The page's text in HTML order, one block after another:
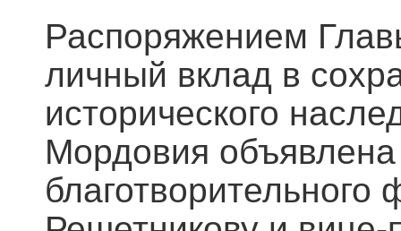
Распоряжением
личный вклад в
исторического
Мордовия объявлена